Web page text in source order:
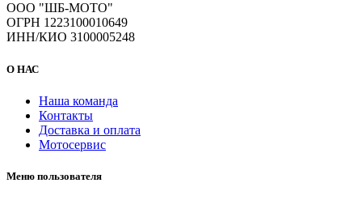
ООО "ШБ-МОТО"
ОГРН 1223100010649
ИНН/КИО 3100005248
О НАС
Наша команда
Контакты
Доставка и оплата
Мотосервис
Меню пользователя